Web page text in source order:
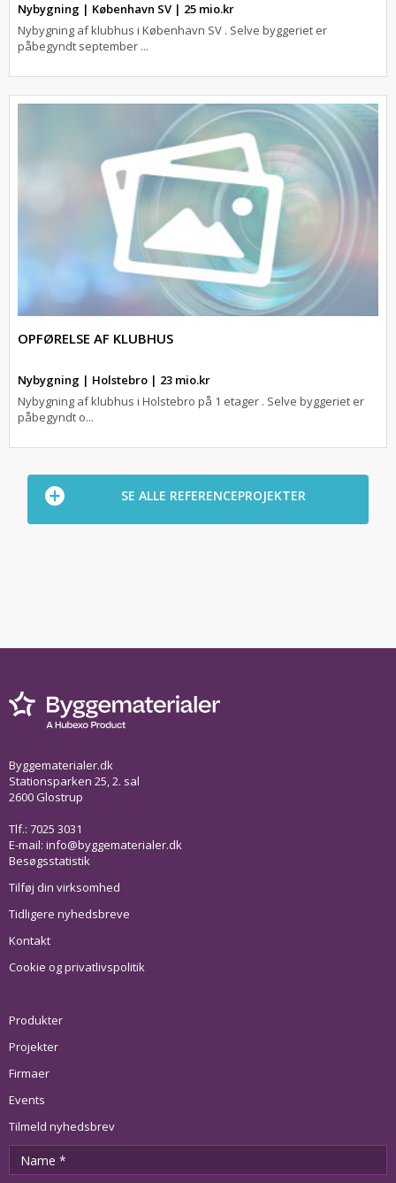
Nybygning | København SV | 25 mio.kr
Nybygning af klubhus i København SV . Selve byggeriet er
påbegyndt september ...
OPFØRELSE AF KLUBHUS
Nybygning | Holstebro | 23 mio.kr
Nybygning af klubhus i Holstebro på 1 etager . Selve byggeriet er
påbegyndt o...
SE ALLE REFERENCEPROJEKTER
Byggematerialer.dk
Stationsparken 25, 2. sal
2600 Glostrup
Tlf.: 7025 3031
E-mail: info@byggematerialer.dk
Besøgsstatistik
Tilføj din virksomhed
Tidligere nyhedsbreve
Kontakt
Cookie og privatlivspolitik
Produkter
Projekter
Firmaer
Events
Tilmeld nyhedsbrev